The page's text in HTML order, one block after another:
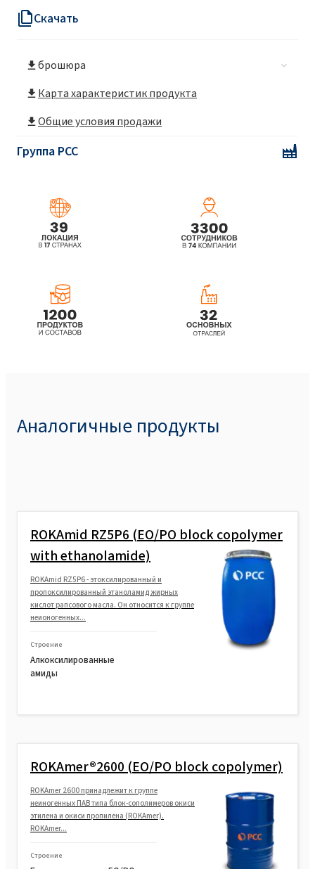
Скачать
брошюра
Карта характеристик продукта
Общие условия продажи
Группа PCC
Maxlube 510
Maxlube 510/60
Maxlube HPH-1
Аналогичные продукты
ROKAmid RZ5P6 (EO/PO block copolymer
with ethanolamide)
ROKAmid RZ5P6 - этоксилированный и
пропоксилированный этаноламид жирных
кислот рапсового масла. Он относится к группе
неионогенных...
Строение
Алкоксилированные
амиды
ROKAmer®2600 (EO/PO block copolymer)
ROKAmer 2600 принадлежит к группе
неиногенных ПАВ типа блок-сополимеров окиси
этилена и окиси пропилена (ROKAmer).
ROKAmer...
Строение